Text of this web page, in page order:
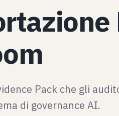
Pack che gli
di governance AI.